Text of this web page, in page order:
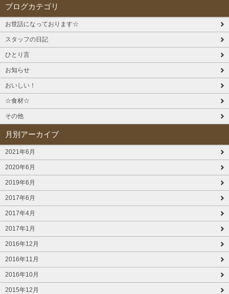
ブログカテゴリ
お世話になっております☆
スタッフの日記
ひとり言
お知らせ
おいしい！
☆食材☆
その他
月別アーカイブ
2021年6月
2020年6月
2019年6月
2017年6月
2017年4月
2017年1月
2016年12月
2016年11月
2016年10月
2015年12月